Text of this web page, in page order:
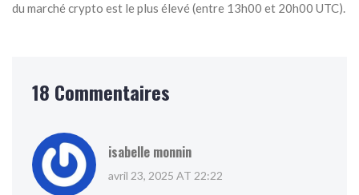
du marché crypto est le plus élevé (entre 13h00 et 20h00 UTC).
18 Commentaires
isabelle monnin
avril 23, 2025 AT 22:22